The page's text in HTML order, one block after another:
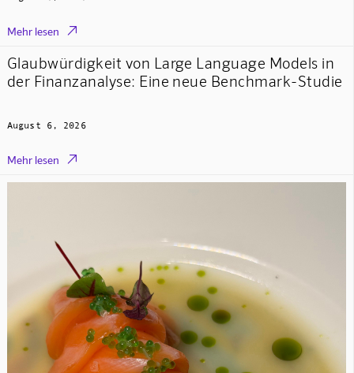
Mehr lesen 
Glaubwürdigkeit von Large Language Models in
der Finanzanalyse: Eine neue Benchmark-Studie
August 6, 2026
Mehr lesen 